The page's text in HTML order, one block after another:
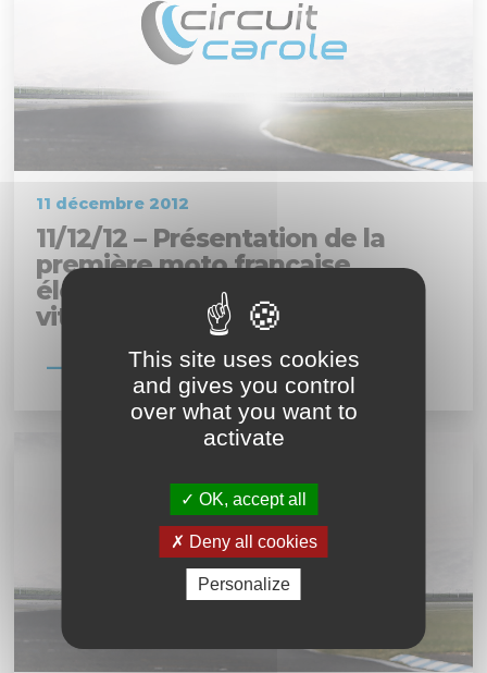
11 décembre 2012
11/12/12 – Présentation de la
première moto française
électrique de compétition de
vitesse
En savoir plus
This site uses cookies
and gives you control
over what you want to
activate
OK, accept all
Deny all cookies
Personalize